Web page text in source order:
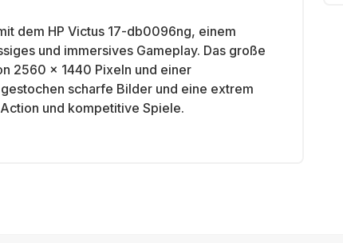
dem HP Victus 17-db0096ng, einem
und immersives Gameplay. Das große
2560 x 1440 Pixeln und einer
scharfe Bilder und eine extrem
und kompetitive Spiele.